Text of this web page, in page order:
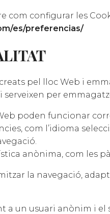
com configurar les
es/preferencias/
pel lloc Web i
serveixen per
poden funcionar
com l’idioma
anònima, com les
la navegació,
a un usuari anònim i